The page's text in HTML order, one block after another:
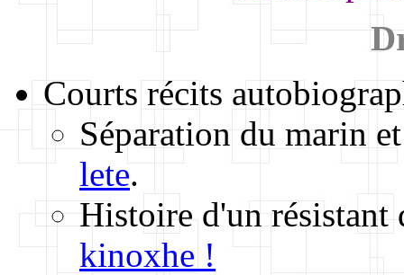
Courts récits
Séparation du marin
lete.
Histoire d'un résistant
kinoxhe !